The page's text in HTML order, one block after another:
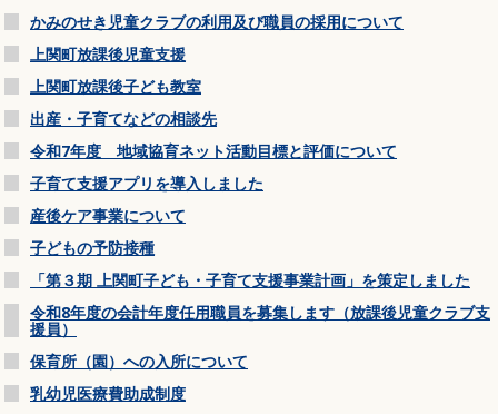
かみのせき児童クラブの利用及び職員の採用について
上関町放課後児童支援
上関町放課後子ども教室
出産・子育てなどの相談先
令和7年度 地域協育ネット活動目標と評価について
子育て支援アプリを導入しました
産後ケア事業について
子どもの予防接種
「第３期 上関町子ども・子育て支援事業計画」を策定しました
令和8年度の会計年度任用職員を募集します（放課後児童クラブ支
援員）
保育所（園）への入所について
乳幼児医療費助成制度